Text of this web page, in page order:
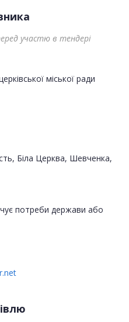
участю в тендері
міської ради
Біла Церква, Шевченка,
потреби держави або